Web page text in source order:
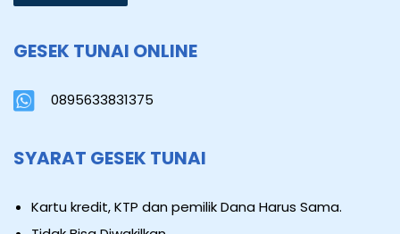
GESEK TUNAI ONLINE
0895633831375
SYARAT GESEK TUNAI
Kartu kredit, KTP dan pemilik Dana Harus Sama.